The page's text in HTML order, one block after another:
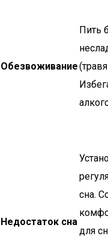
Обезвоживание
Пить
Недостаток сна
сна.
для